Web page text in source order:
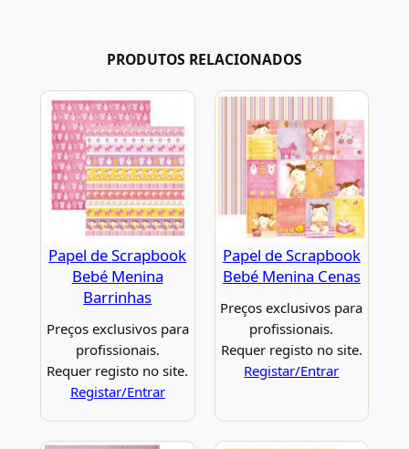
PRODUTOS RELACIONADOS
Papel de Scrapbook
Bebé Menina
Barrinhas
Preços exclusivos para
profissionais.
Requer registo no site.
Registar/Entrar
Papel de Scrapbook
Bebé Menina Cenas
Preços exclusivos para
profissionais.
Requer registo no site.
Registar/Entrar